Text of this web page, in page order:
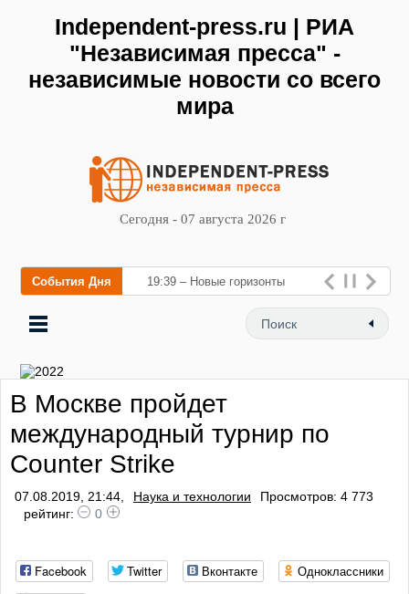
Independent-press.ru | РИА
"Независимая пресса" -
независимые новости со всего
мира
Сегодня - 07 августа 2026 г
События Дня 19:39 – Новые горизонты
флебологии: в Москве
открылся «Городской центр
В Москве пройдет
международный турнир по
Counter Strike
07.08.2019, 21:44, Наука и технологии
Просмотров: 4 773
рейтинг:
0
Facebook Twitter Вконтакте
Одноклассники